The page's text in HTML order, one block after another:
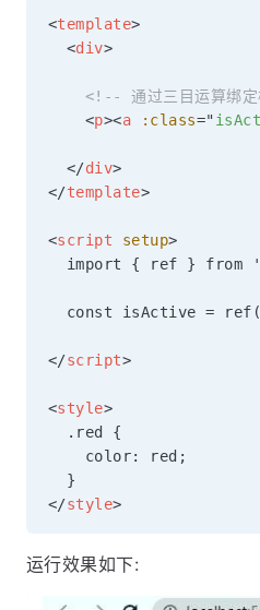
<template>
<div>
<!-- 通过三目运算绑
<p><a :class="
</div>
</template>
<script setup>
import { ref } from
const isActive =
</script>
<style>
  .red {
    color: red;
</style>
运行效果如下: